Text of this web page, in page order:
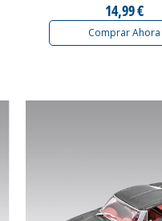
14,99 €
Comprar Ahora